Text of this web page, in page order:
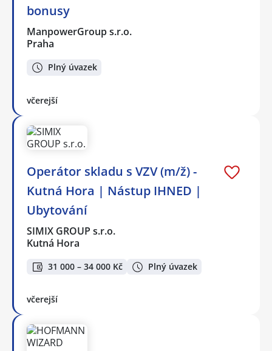
bonusy
ManpowerGroup s.r.o.
Praha
Plný úvazek
včerejší
Operátor skladu s VZV (m/ž) -
Kutná Hora | Nástup IHNED |
Ubytování
SIMIX GROUP s.r.o.
Kutná Hora
31 000 – 34 000 Kč Plný úvazek
včerejší